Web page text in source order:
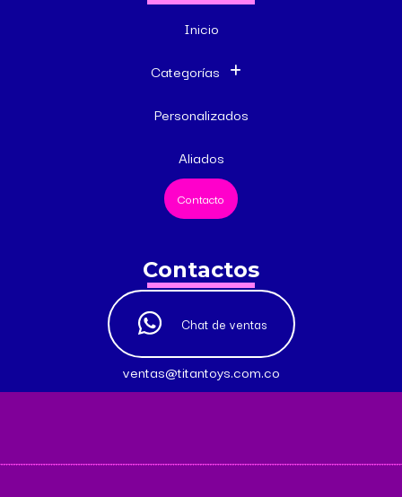
Inicio
Categorías
Personalizados
Aliados
Contacto
Contactos
Chat de ventas
ventas@titantoys.com.co